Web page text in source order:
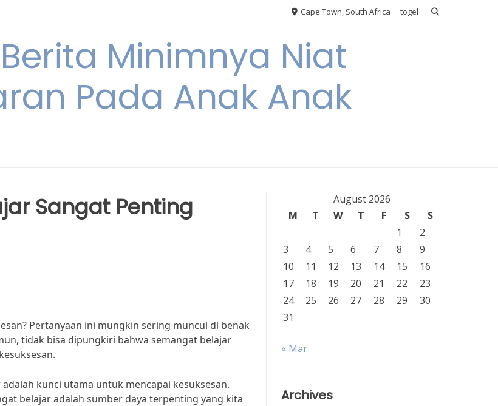
Cape Town, South Africa togel
Minimnya Niat
Pada Anak Anak
Sangat Penting
Pertanyaan ini mungkin sering muncul di benak
tidak bisa dipungkiri bahwa semangat belajar
kunci utama untuk mencapai kesuksesan.
belajar adalah sumber daya terpenting yang kita
August 2026
M
T W T F S
S
1
2
3
4 5 6 7 8
9
10
11 12 13 14 15
16
17
18 19 20 21 22
23
24
25 26 27 28 29
30
31
« Mar
Archives